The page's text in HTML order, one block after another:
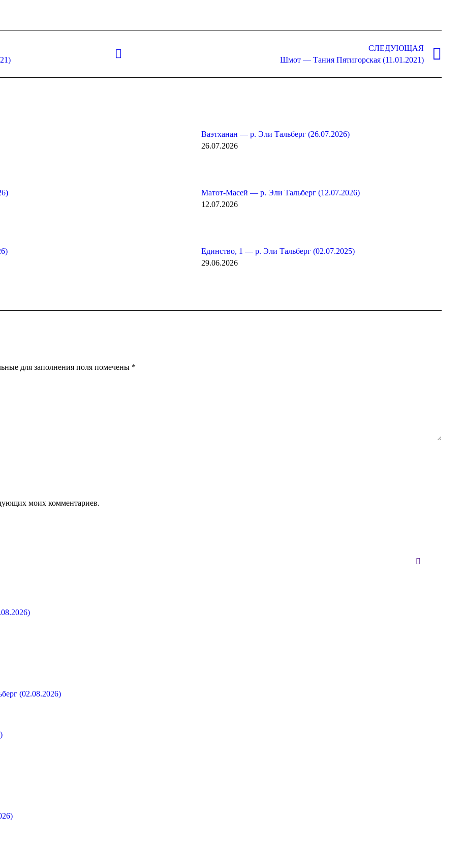
СЛЕДУЮЩАЯ
Шмот — Тания Пятигорская (11.01.2021)
Ваэтханан — р. Эли Тальберг (26.07.2026)
26.07.2026
Матот-Масей — р. Эли Тальберг (12.07.2026)
12.07.2026
Единство, 1 — р. Эли Тальберг (02.07.2025)
29.06.2026
для заполнения поля помечены *
моих комментариев.
(02.08.2026)